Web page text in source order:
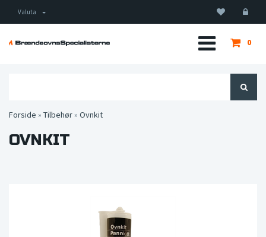
Valuta
0
Forside » Tilbehør» Ovnkit
OVNKIT